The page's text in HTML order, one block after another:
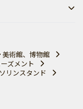
美術館、博物館
ズメント
リンスタンド